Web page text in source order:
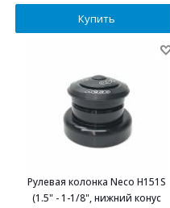
Купить
Рулевая колонка Neco H151S
(1.5" - 1-1/8", нижний конус